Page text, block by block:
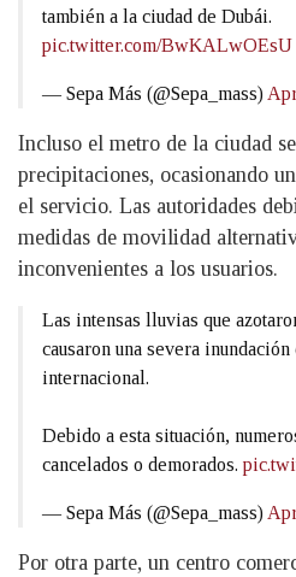
también a la ciudad de Dubái.
pic.twitter.com/BwKALwOEsU
— Sepa Más (@Sepa_mass)
Incluso el metro de la ciudad
precipitaciones, ocasionando
el servicio. Las autoridades
medidas de movilidad
inconvenientes a los usuarios.
Las intensas lluvias que
causaron una severa
internacional.
Debido a esta situación,
cancelados o demorados.
— Sepa Más (@Sepa_mass)
Por otra parte, un centro